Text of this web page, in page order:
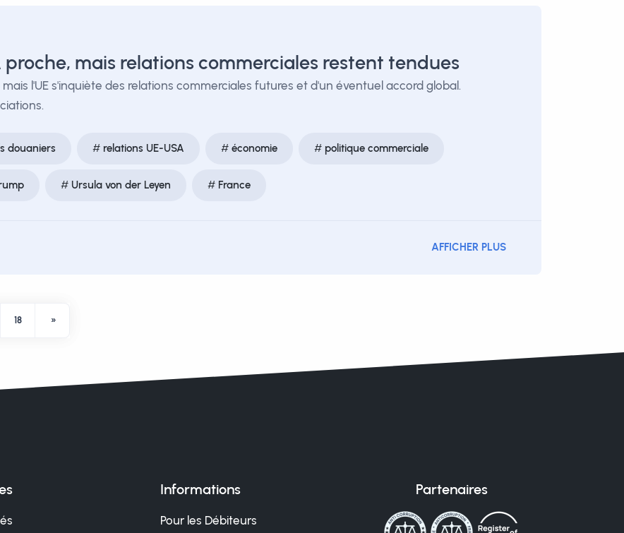
mais relations commerciales restent tendues
l'UE s'inquiète des relations commerciales futures et d'un éventuel accord global.
douaniers relations UE-USA économie politique commerciale
Ursula von der Leyen France
AFFICHER PLUS
18 »
Informations
Pour les Débiteurs
Partenaires